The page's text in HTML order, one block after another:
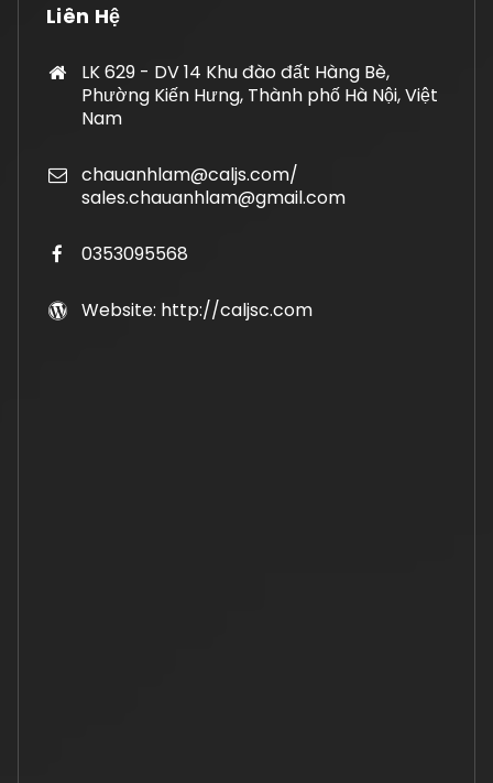
Liên Hệ
LK 629 - DV 14 Khu đào đất Hàng Bè,
Phường Kiến Hưng, Thành phố Hà Nội, Việt
Nam
chauanhlam@caljs.com/
sales.chauanhlam@gmail.com
0353095568
Website: http://caljsc.com